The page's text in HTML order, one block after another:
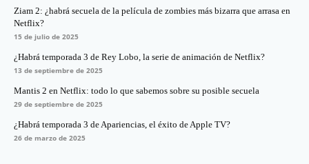
Ziam 2: ¿habrá secuela de la película de zombies más bizarra que arrasa en
Netflix?
15 de julio de 2025
¿Habrá temporada 3 de Rey Lobo, la serie de animación de Netflix?
13 de septiembre de 2025
Mantis 2 en Netflix: todo lo que sabemos sobre su posible secuela
29 de septiembre de 2025
¿Habrá temporada 3 de Apariencias, el éxito de Apple TV?
26 de marzo de 2025